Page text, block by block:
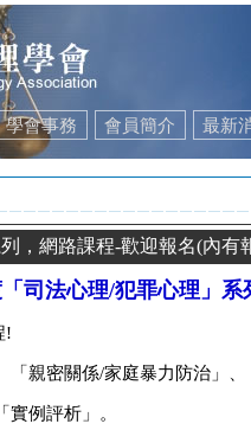
學會事務 會員簡介 最新
，網路課程-歡迎報名(內有
司法心理/犯罪心理」
!
「親密關係/家庭暴力防治」
例評析」。